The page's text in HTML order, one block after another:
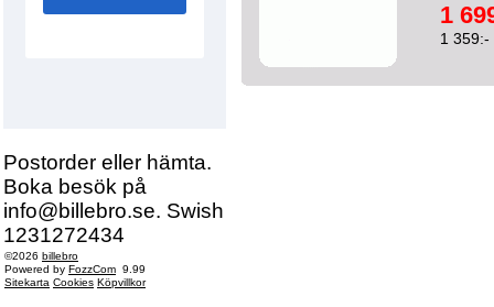
Postorder eller hämta.
Boka besök på
info@billebro.se. Swish
1231272434
©2026 billebro
Powered by FozzCom 9.99
Sitekarta Cookies Köpvillkor
1
1 359:-